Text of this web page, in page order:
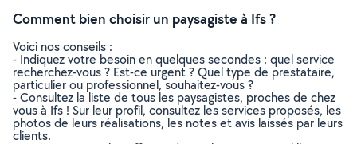
Comment bien choisir un paysagiste à Ifs ?
Voici nos conseils :
- Indiquez votre besoin en quelques secondes : quel service
recherchez-vous ? Est-ce urgent ? Quel type de prestataire,
particulier ou professionnel, souhaitez-vous ?
- Consultez la liste de tous les paysagistes, proches de chez
vous à Ifs ! Sur leur profil, consultez les services proposés, les
photos de leurs réalisations, les notes et avis laissés par leurs
clients.